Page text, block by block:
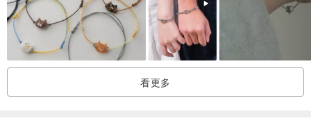
況酌收費用。
產地/製造方式
Made in Taiwan / Handmade
看更多